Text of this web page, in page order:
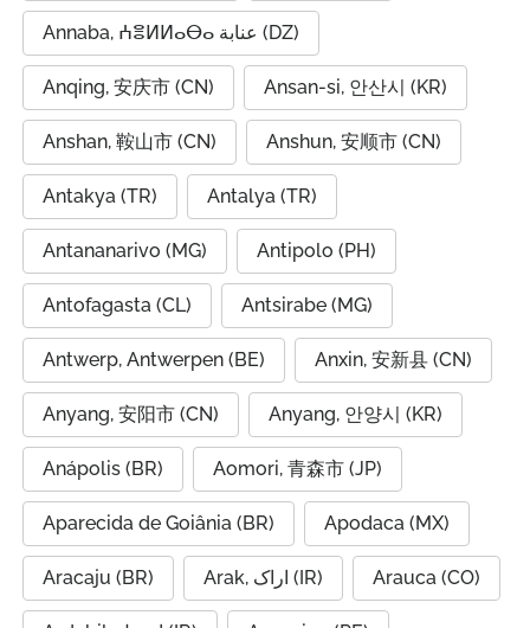
Annaba, ⵄⴻⵍⵍⴰⴱⴰ عنابة (DZ)
Anqing, 安庆市 (CN) Ansan-si, 안산시 (KR)
Anshan, 鞍山市 (CN) Anshun, 安顺市 (CN)
Antakya (TR) Antalya (TR)
Antananarivo (MG) Antipolo (PH)
Antofagasta (CL) Antsirabe (MG)
Antwerp, Antwerpen (BE) Anxin, 安新县 (CN)
Anyang, 安阳市 (CN) Anyang, 안양시 (KR)
Anápolis (BR) Aomori, 青森市 (JP)
Aparecida de Goiânia (BR) Apodaca (MX)
Aracaju (BR) Arak, اراک (IR) Arauca (CO)